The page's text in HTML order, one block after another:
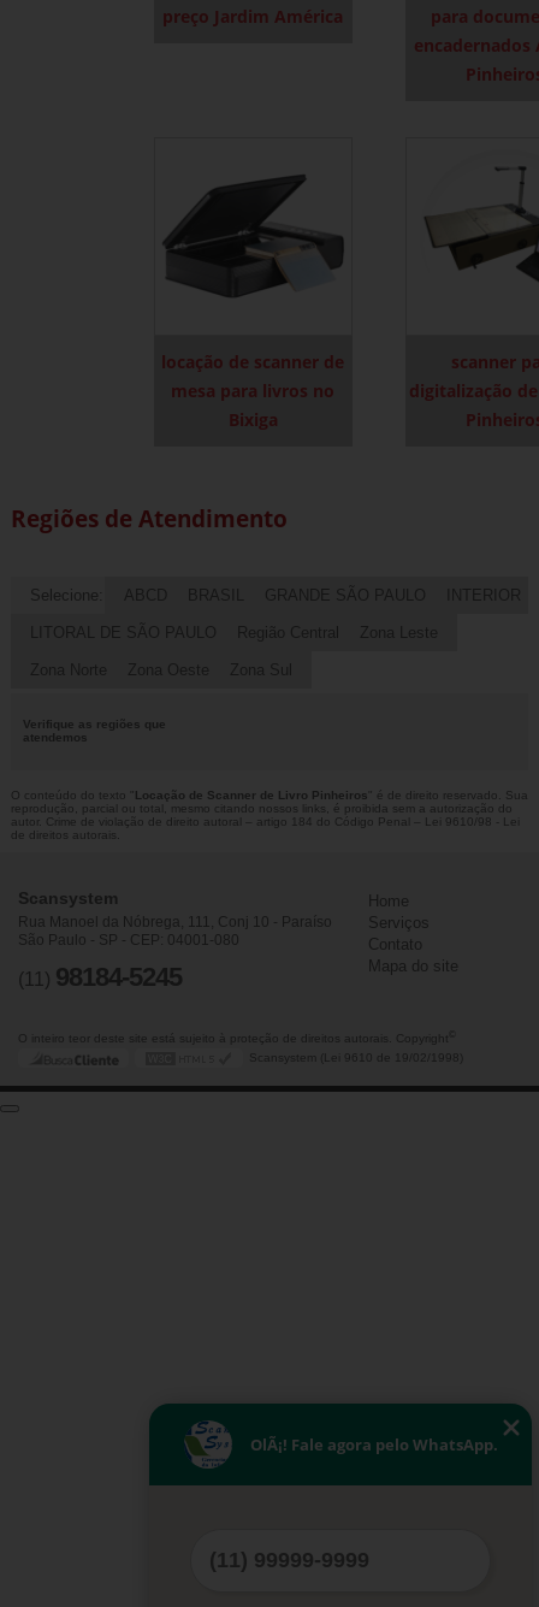
preço Jardim América
para
encadernados
locação de scanner de
mesa para livros no
Bixiga
scanner
digitalização
Regiões de Atendimento
Selecione: ABCD BRASIL GRANDE SÃO PAULO INTERIOR
LITORAL DE SÃO PAULO Região Central Zona Leste
Zona Norte Zona Oeste Zona Sul
Verifique as regiões que
atendemos
O conteúdo do texto " Locação de Scanner de Livro Pinheiros " é de direito reservado. Sua
reprodução, parcial ou total, mesmo citando nossos links, é proibida sem a autorização do
autor. Crime de violação de direito autoral – artigo 184 do Código Penal –
Lei 9610/98 - Lei
de direitos autorais
Scansystem
Rua Manoel da Nóbrega, 111, Conj 10 - Paraíso
São Paulo - SP - CEP: 04001-080
(11) 98184-5245
Home
Serviços
Contato
Mapa do site
O inteiro teor deste site está sujeito à proteção de direitos autorais. Copyright
Scansystem (Lei 9610 de 19/02/1998)
OlÃ¡! Fale agora pelo WhatsApp.